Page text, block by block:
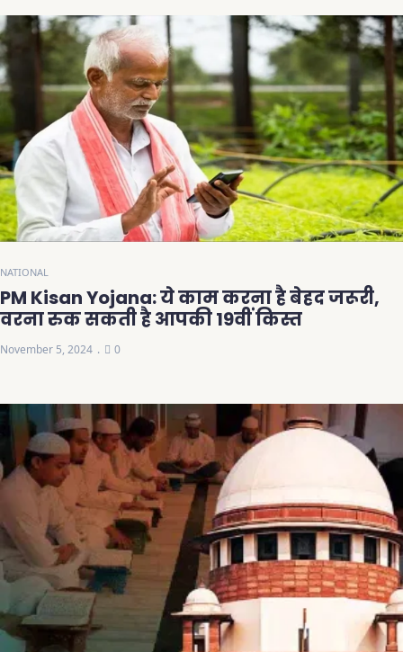
NATIONAL
PM Kisan Yojana: ये काम करना है बेहद जरूरी,
वरना रुक सकती है आपकी 19वीं किस्त
November 5, 2024 0